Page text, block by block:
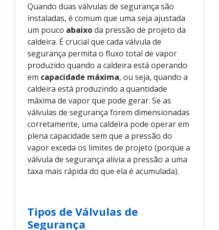
Quando duas válvulas de segurança são
instaladas, é comum que uma seja ajustada
um pouco abaixoda pressão de projeto da
caldeira. É crucial que cada válvula de
segurança permita o fluxo total de vapor
produzido quando a caldeira está operando
em capacidade máxima, ou seja, quando a
caldeira está produzindo a quantidade
máxima de vapor que pode gerar. Se as
válvulas de segurança forem dimensionadas
corretamente, uma caldeira pode operar em
plena capacidade sem que a pressão do
vapor exceda os limites de projeto (porque a
válvula de segurança alivia a pressão a uma
taxa mais rápida do que ela é acumulada).
Tipos de Válvulas de
Segurança